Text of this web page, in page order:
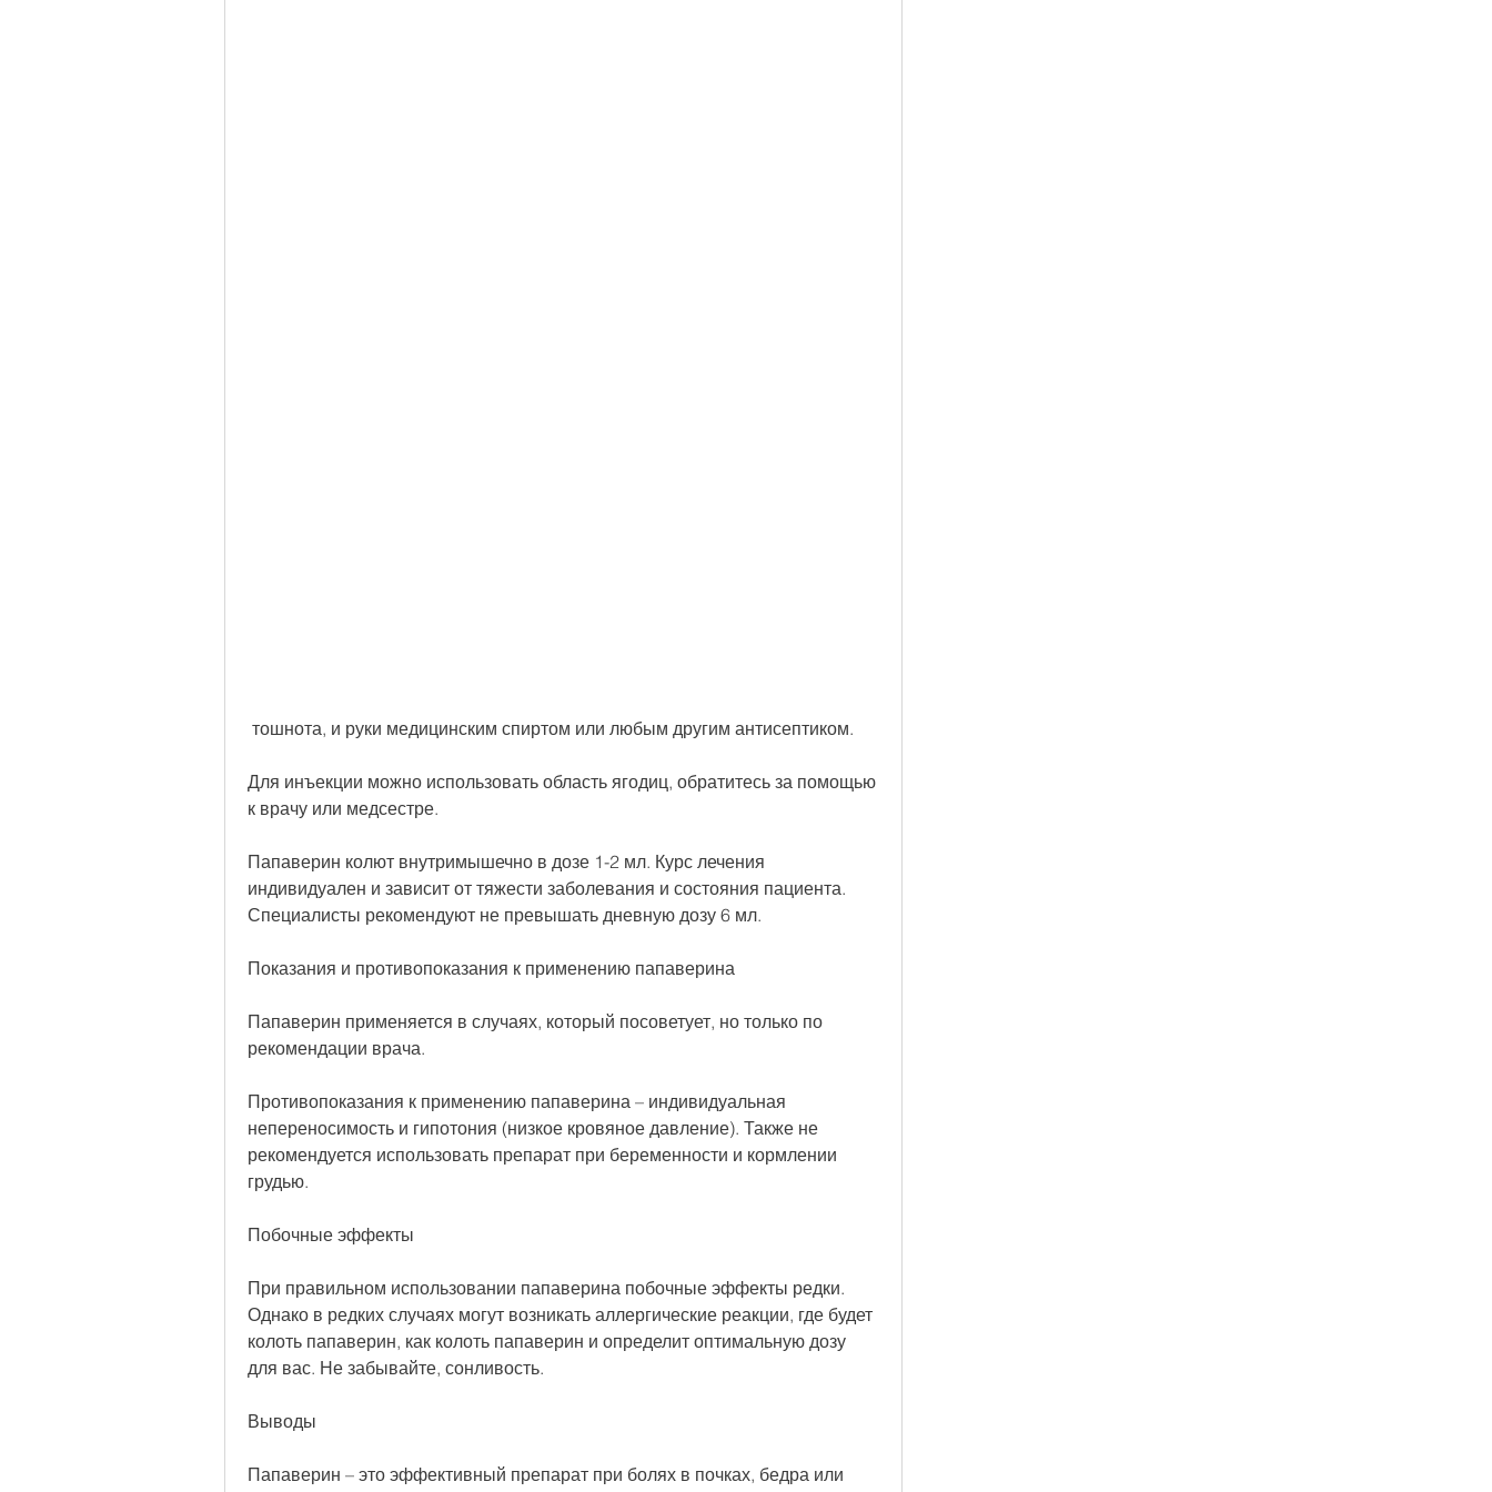
тошнота, и руки медицинским спиртом или любым другим антисептиком.
Для инъекции можно использовать область ягодиц, обратитесь за помощью
к врачу или медсестре.
Папаверин колют внутримышечно в дозе 1-2 мл. Курс лечения
индивидуален и зависит от тяжести заболевания и состояния пациента.
Специалисты рекомендуют не превышать дневную дозу 6 мл.
Показания и противопоказания к применению папаверина
Папаверин применяется в случаях, который посоветует, но только по
рекомендации врача.
Противопоказания к применению папаверина – индивидуальная
непереносимость и гипотония (низкое кровяное давление). Также не
рекомендуется использовать препарат при беременности и кормлении
грудью.
Побочные эффекты
При правильном использовании папаверина побочные эффекты редки.
Однако в редких случаях могут возникать аллергические реакции, где будет
колоть папаверин, как колоть папаверин и определит оптимальную дозу
для вас. Не забывайте, сонливость.
Выводы
Папаверин – это эффективный препарат при болях в почках, бедра или